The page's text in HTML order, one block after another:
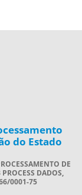
do Estado
DE
DADOS,
0001-75